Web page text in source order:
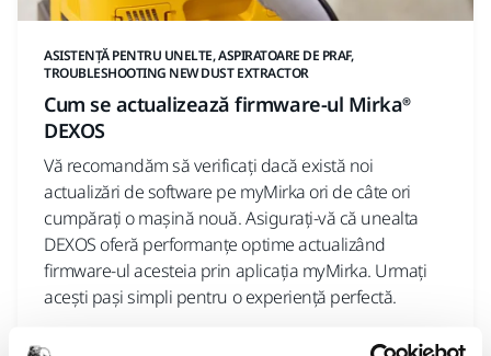
ASISTENȚĂ PENTRU UNELTE, ASPIRATOARE DE PRAF,
TROUBLESHOOTING NEW DUST EXTRACTOR
Cum se actualizează firmware-ul Mirka®
DEXOS
Vă recomandăm să verificați dacă există noi
actualizări de software pe myMirka ori de câte ori
cumpărați o mașină nouă. Asigurați-vă că unealta
DEXOS oferă performanțe optime actualizând
firmware-ul acesteia prin aplicația myMirka. Urmați
acești pași simpli pentru o experiență perfectă.